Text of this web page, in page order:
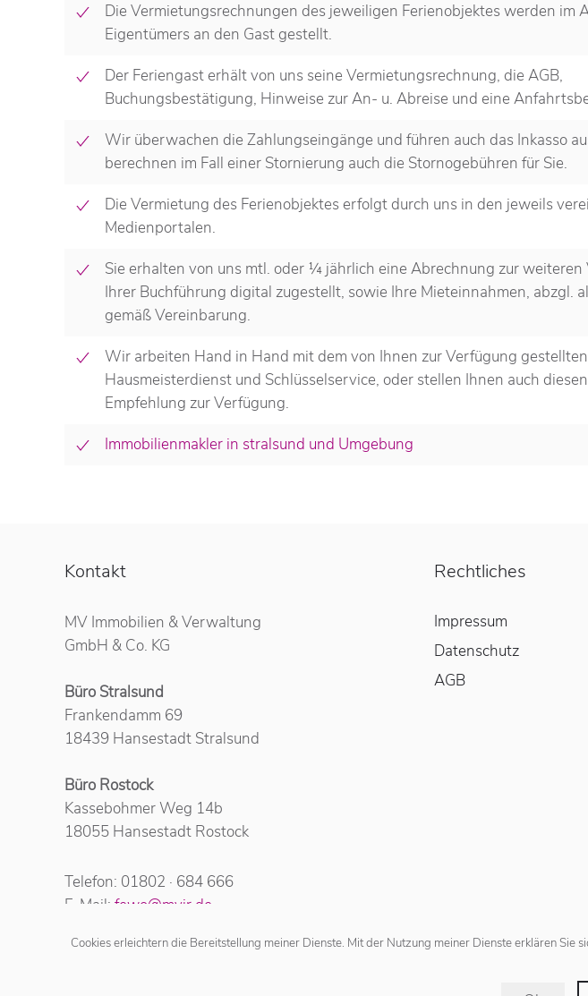
Die Vermietungsrechnungen des jeweiligen Ferienobjektes werden im
Eigentümers an den Gast gestellt.
Der Feriengast erhält von uns seine Vermietungsrechnung, die AGB,
Buchungsbestätigung, Hinweise zur An- u. Abreise und eine
Wir überwachen die Zahlungseingänge und führen auch das Inkasso
berechnen im Fall einer Stornierung auch die Stornogebühren für Sie.
Die Vermietung des Ferienobjektes erfolgt durch uns in den jeweils
Medienportalen.
Sie erhalten von uns mtl. oder ¼ jährlich eine Abrechnung zur
Ihrer Buchführung digital zugestellt, sowie Ihre Mieteinnahmen, abzgl.
gemäß Vereinbarung.
Wir arbeiten Hand in Hand mit dem von Ihnen zur Verfügung gestellten
Hausmeisterdienst und Schlüsselservice, oder stellen Ihnen auch
Empfehlung zur Verfügung.
Immobilienmakler in stralsund und Umgebung
Kontakt
MV Immobilien & Verwaltung
GmbH & Co. KG
Büro Stralsund
Frankendamm 69
18439 Hansestadt Stralsund
Büro Rostock
Kassebohmer Weg 14b
18055 Hansestadt Rostock
Telefon: 01802 · 684 666
E-Mail: fewo@mvir.de
Rechtliches
Impressum
Datenschutz
AGB
Cookies erleichtern die Bereitstellung meiner Dienste. Mit der Nutzung meiner Dienste erklären Sie